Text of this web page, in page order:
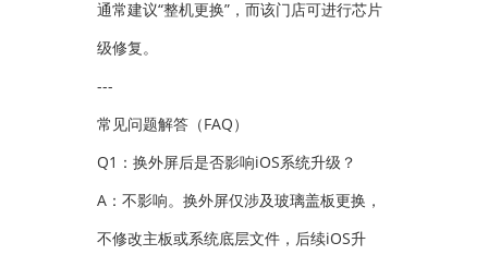
通常建议“整机更换”，而该门店可进行芯片
级修复。
---
常见问题解答（FAQ）
Q1：换外屏后是否影响iOS系统升级？
A：不影响。换外屏仅涉及玻璃盖板更换，
不修改主板或系统底层文件，后续iOS升